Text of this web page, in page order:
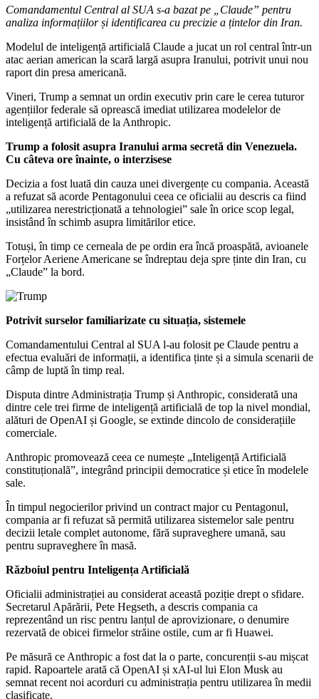
Comandamentul Central al SUA s-a bazat pe „Claude” pentru
analiza informațiilor și identificarea cu precizie a țintelor din Iran.
Modelul de inteligență artificială Claude a jucat un rol central într-un
atac aerian american la scară largă asupra Iranului, potrivit unui nou
raport din presa americană.
Vineri, Trump a semnat un ordin executiv prin care le cerea tuturor
agențiilor federale să oprească imediat utilizarea modelelor de
inteligență artificială de la Anthropic.
Trump a folosit asupra Iranului arma secretă din Venezuela.
Cu câteva ore înainte, o interzisese
Decizia a fost luată din cauza unei divergențe cu compania. Această
a refuzat să acorde Pentagonului ceea ce oficialii au descris ca fiind
„utilizarea nerestricționată a tehnologiei” sale în orice scop legal,
insistând în schimb asupra limitărilor etice.
Totuși, în timp ce cerneala de pe ordin era încă proaspătă, avioanele
Forțelor Aeriene Americane se îndreptau deja spre ținte din Iran, cu
„Claude” la bord.
Potrivit surselor familiarizate cu situația, sistemele
Comandamentului Central al SUA l-au folosit pe Claude pentru a
efectua evaluări de informații, a identifica ținte și a simula scenarii de
câmp de luptă în timp real.
Disputa dintre Administrația Trump și Anthropic, considerată una
dintre cele trei firme de inteligență artificială de top la nivel mondial,
alături de OpenAI și Google, se extinde dincolo de considerațiile
comerciale.
Anthropic promovează ceea ce numește „Inteligență Artificială
constituțională”, integrând principii democratice și etice în modelele
sale.
În timpul negocierilor privind un contract major cu Pentagonul,
compania ar fi refuzat să permită utilizarea sistemelor sale pentru
decizii letale complet autonome, fără supraveghere umană, sau
pentru supraveghere în masă.
Războiul pentru Inteligența Artificială
Oficialii administrației au considerat această poziție drept o sfidare.
Secretarul Apărării, Pete Hegseth, a descris compania ca
reprezentând un risc pentru lanțul de aprovizionare, o denumire
rezervată de obicei firmelor străine ostile, cum ar fi Huawei.
Pe măsură ce Anthropic a fost dat la o parte, concurenții s-au mișcat
rapid. Rapoartele arată că OpenAI și xAI-ul lui Elon Musk au
semnat recent noi acorduri cu administrația pentru utilizarea în medii
clasificate.